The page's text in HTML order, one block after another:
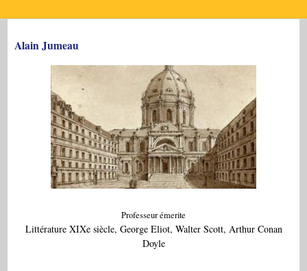
AlainJumeau
Professeur émerite
Littérature XIXe siècle, George Eliot, Walter Scott, Arthur Conan
Doyle